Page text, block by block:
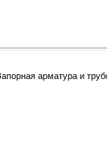
арматура и